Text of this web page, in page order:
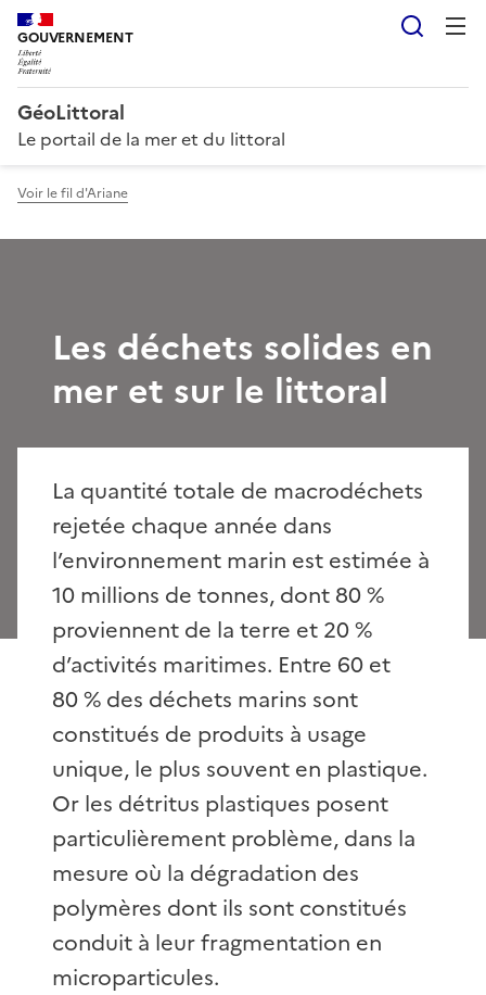
GOUVERNEMENT
GéoLittoral
Le portail de la mer et du littoral
Voir le fil d'Ariane
Les déchets solides en
mer et sur le littoral
La quantité totale de macrodéchets
rejetée chaque année dans
l’environnement marin est estimée à
10 millions de tonnes, dont 80 %
proviennent de la terre et 20 %
d’activités maritimes. Entre 60 et
80 % des déchets marins sont
constitués de produits à usage
unique, le plus souvent en plastique.
Or les détritus plastiques posent
particulièrement problème, dans la
mesure où la dégradation des
polymères dont ils sont constitués
conduit à leur fragmentation en
microparticules.